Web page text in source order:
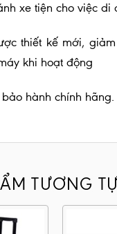
xe tiện cho việc di
thiết kế mới,
khi hoạt động
hành chính hãng.
TƯƠNG